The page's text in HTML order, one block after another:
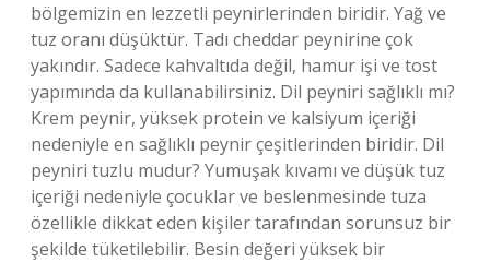
bölgemizin en lezzetli peynirlerinden biridir. Yağ ve
tuz oranı düşüktür. Tadı cheddar peynirine çok
yakındır. Sadece kahvaltıda değil, hamur işi ve tost
yapımında da kullanabilirsiniz. Dil peyniri sağlıklı mı?
Krem peynir, yüksek protein ve kalsiyum içeriği
nedeniyle en sağlıklı peynir çeşitlerinden biridir. Dil
peyniri tuzlu mudur? Yumuşak kıvamı ve düşük tuz
içeriği nedeniyle çocuklar ve beslenmesinde tuza
özellikle dikkat eden kişiler tarafından sorunsuz bir
şekilde tüketilebilir. Besin değeri yüksek bir